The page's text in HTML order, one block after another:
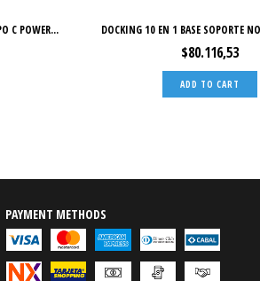
C POWER... DOCKING 10 EN 1 BASE SOPORTE
$80.116,53
PAYMENT METHODS